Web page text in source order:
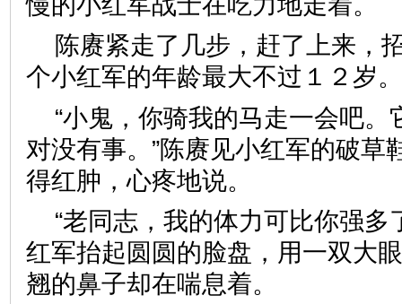
陈赓紧走了几步，赶了上来，
个小红军的年龄最大不过１２岁。
“小鬼，你骑我的马走一会吧
对没有事。”陈赓见小红军的破草
得红肿，心疼地说。
“老同志，我的体力可比你强多
红军抬起圆圆的脸盘，用一双大
翘的鼻子却在喘息着。